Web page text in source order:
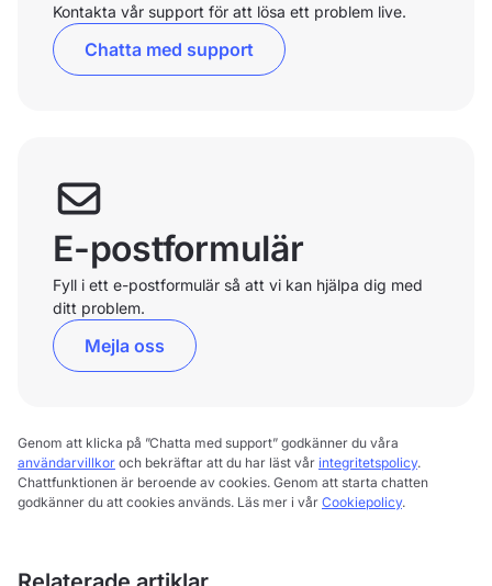
Kontakta vår support för att lösa ett problem live.
Chatta med support
E-postformulär
Fyll i ett e-postformulär så att vi kan hjälpa dig med
ditt problem.
Mejla oss
Genom att klicka på ”Chatta med support” godkänner du våra
användarvillkor och bekräftar att du har läst vår integritetspolicy.
Chattfunktionen är beroende av cookies. Genom att starta chatten
godkänner du att cookies används. Läs mer i vår Cookiepolicy.